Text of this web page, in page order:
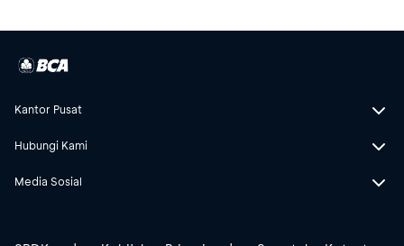
Kantor Pusat
Hubungi Kami
Media Sosial